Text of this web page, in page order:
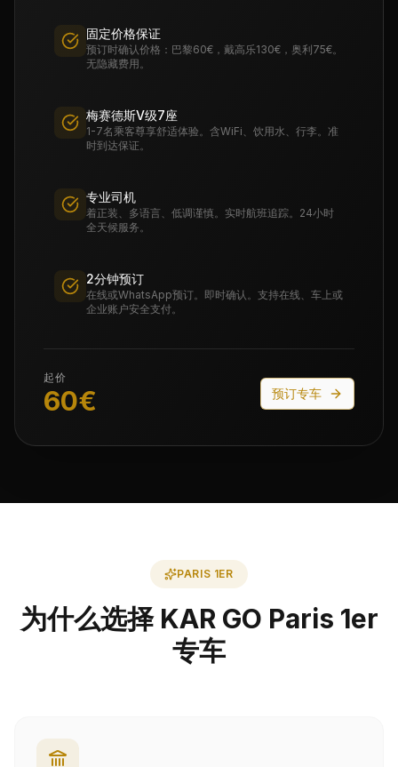
固定价格保证
预订时确认价格：巴黎60€，戴高乐130€，奥利75€。
无隐藏费用。
梅赛德斯V级7座
1-7名乘客尊享舒适体验。含WiFi、饮用水、行李。准
时到达保证。
专业司机
着正装、多语言、低调谨慎。实时航班追踪。24小时
全天候服务。
2分钟预订
在线或WhatsApp预订。即时确认。支持在线、车上或
企业账户安全支付。
起价
60€ 预订专车
PARIS 1ER
为什么选择 KAR GO Paris 1er
专车